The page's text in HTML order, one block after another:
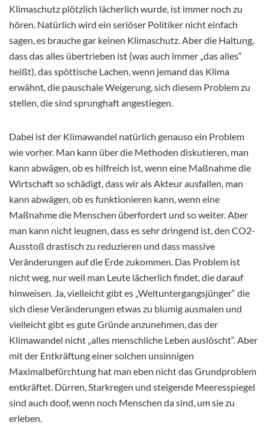
Klimaschutz plötzlich lächerlich wurde, ist immer noch zu
hören. Natürlich wird ein seriöser Politiker nicht einfach
sagen, es brauche gar keinen Klimaschutz. Aber die Haltung,
dass das alles übertrieben ist (was auch immer „das alles“
heißt), das spöttische Lachen, wenn jemand das Klima
erwähnt, die pauschale Weigerung, sich diesem Problem zu
stellen, die sind sprunghaft angestiegen.
Dabei ist der Klimawandel natürlich genauso ein Problem
wie vorher. Man kann über die Methoden diskutieren, man
kann abwägen, ob es hilfreich ist, wenn eine Maßnahme die
Wirtschaft so schädigt, dass wir als Akteur ausfallen, man
kann abwägen, ob es funktionieren kann, wenn eine
Maßnahme die Menschen überfordert und so weiter. Aber
man kann nicht leugnen, dass es sehr dringend ist, den CO2-
Ausstoß drastisch zu reduzieren und dass massive
Veränderungen auf die Erde zukommen. Das Problem ist
nicht weg, nur weil man Leute lächerlich findet, die darauf
hinweisen. Ja, vielleicht gibt es „Weltuntergangsjünger“ die
sich diese Veränderungen etwas zu blumig ausmalen und
vielleicht gibt es gute Gründe anzunehmen, das der
Klimawandel nicht „alles menschliche Leben auslöscht“. Aber
mit der Entkräftung einer solchen unsinnigen
Maximalbefürchtung hat man eben nicht das Grundproblem
entkräftet. Dürren, Starkregen und steigende Meeresspiegel
sind auch doof, wenn noch Menschen da sind, um sie zu
erleben.